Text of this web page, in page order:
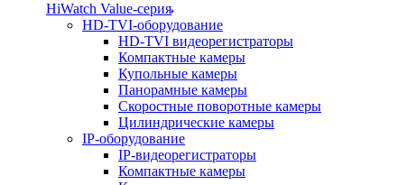
HiWatch Value-серия
HD-TVI-оборудование
HD-TVI видеорегистраторы
Компактные камеры
Купольные камеры
Панорамные камеры
Скоростные поворотные камеры
Цилиндрические камеры
IP-оборудование
IP-видеорегистраторы
Компактные камеры